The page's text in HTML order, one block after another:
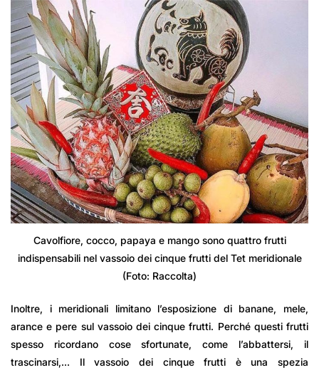
Cavolfiore, cocco, papaya e mango sono quattro frutti
indispensabili nel vassoio dei cinque frutti del Tet meridionale
(Foto: Raccolta)
Inoltre, i meridionali limitano l’esposizione di banane, mele,
arance e pere sul vassoio dei cinque frutti. Perché questi frutti
spesso ricordano cose sfortunate, come l’abbattersi, il
trascinarsi,… Il vassoio dei cinque frutti è una spezia